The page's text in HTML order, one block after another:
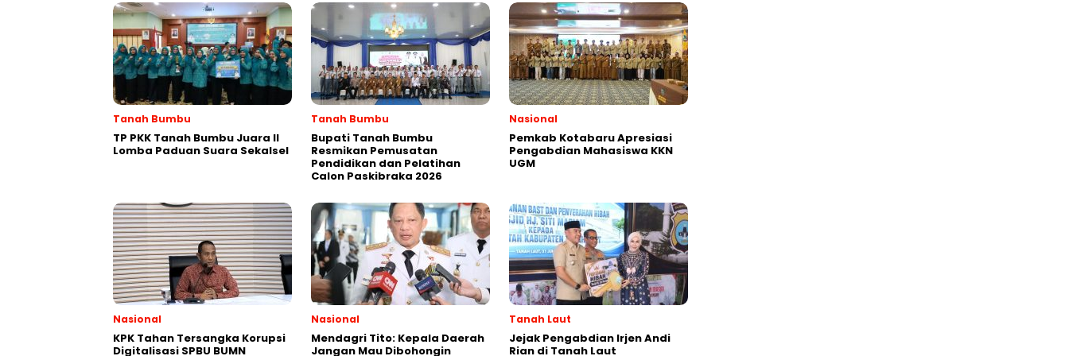
Tanah Bumbu
TP PKK Tanah Bumbu Juara II
Lomba Paduan Suara Sekalsel
Tanah Bumbu
Bupati Tanah Bumbu
Resmikan Pemusatan
Pendidikan dan Pelatihan
Calon Paskibraka 2026
Nasional
Pemkab Kotabaru Apresiasi
Pengabdian Mahasiswa KKN
UGM
Nasional
KPK Tahan Tersangka Korupsi
Digitalisasi SPBU BUMN
Nasional
Mendagri Tito: Kepala Daerah
Jangan Mau Dibohongin
Tanah Laut
Jejak Pengabdian Irjen Andi
Rian di Tanah Laut